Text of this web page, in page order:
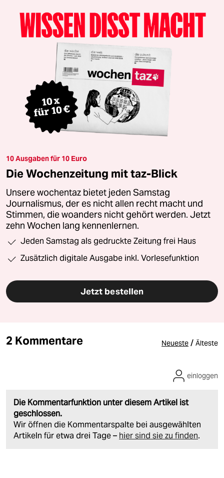
10 Ausgaben für 10 Euro
Die Wochenzeitung mit taz-Blick
Unsere wochentaz bietet jeden Samstag
Journalismus, der es nicht allen recht macht und
Stimmen, die woanders nicht gehört werden. Jetzt
zehn Wochen lang kennenlernen.
Jeden Samstag als gedruckte Zeitung frei Haus
Zusätzlich digitale Ausgabe inkl. Vorlesefunktion
Jetzt bestellen
2 Kommentare Neueste / Älteste
Die Kommentarfunktion unter diesem Artikel ist
geschlossen.
Wir öffnen die Kommentarspalte bei ausgewählten
Artikeln für etwa drei Tage – hier sind sie zu finden.
einloggen